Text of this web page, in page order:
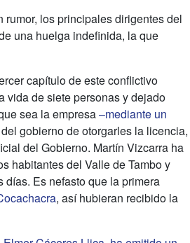
los principales dirigentes del
una huelga indefinida, la que
capítulo de este conflictivo
vida de siete personas y dejado
sea la empresa–mediante un
gobierno de otorgarles la licencia,
del Gobierno. Martín Vizcarra ha
habitantes del Valle de Tambo y
Es nefasto que la primera
, así hubieran recibido la